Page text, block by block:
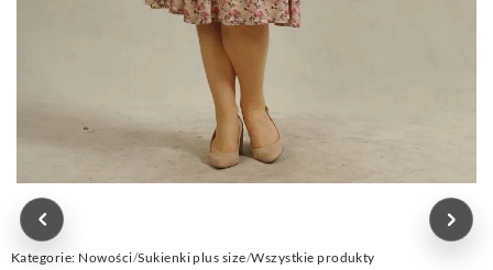
Kategorie: Nowości/Sukienki plus size/Wszystkie produkty